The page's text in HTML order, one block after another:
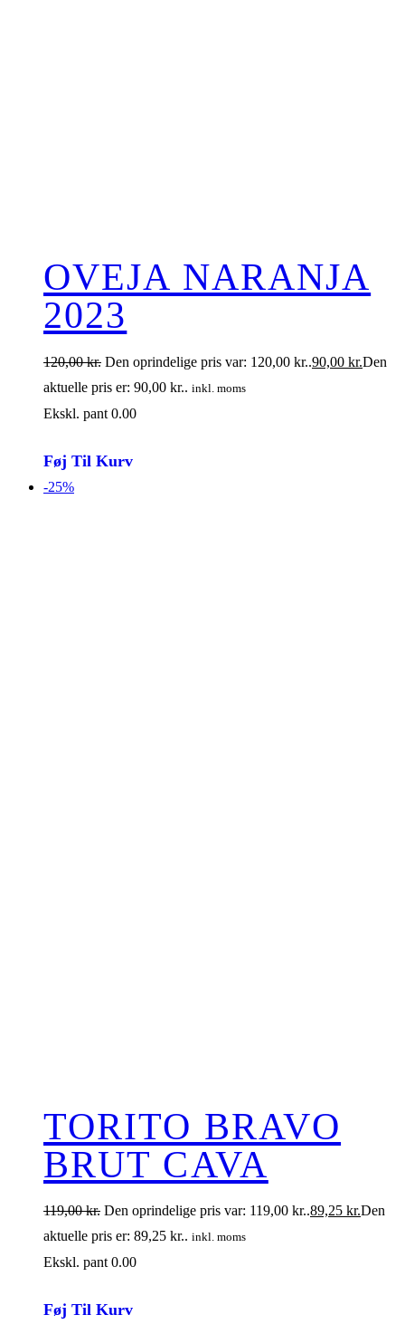
OVEJA NARANJA
2023
120,00kr. Den oprindelige pris var: 120,00 kr..90,00 kr.Den
aktuelle pris er: 90,00 kr.. inkl. moms
Ekskl. pant 0.00
Føj Til Kurv
-25%
TORITO BRAVO
BRUT CAVA
119,00kr. Den oprindelige pris var: 119,00 kr..89,25 kr.Den
aktuelle pris er: 89,25 kr.. inkl. moms
Ekskl. pant 0.00
Føj Til Kurv